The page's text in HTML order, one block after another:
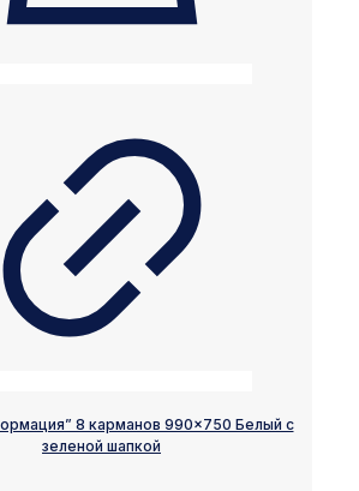
8 карманов 990×750 Белый с
зеленой шапкой